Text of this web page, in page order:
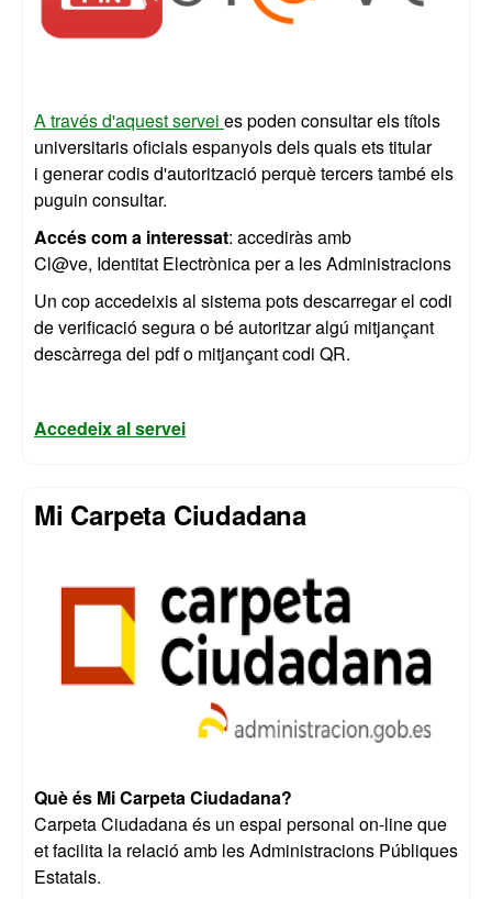
A través d'aquest servei es poden consultar els títols
universitaris oficials espanyols dels quals ets titular
i generar codis d'autorització perquè tercers també els
puguin consultar.
Accés com a interessat: accediràs amb
Cl@ve, Identitat Electrònica per a les Administracions
Un cop accedeixis al sistema pots descarregar el codi
de verificació segura o bé autoritzar algú mitjançant
descàrrega del pdf o mitjançant codi QR.
Accedeix al servei
Mi Carpeta Ciudadana
Què és Mi Carpeta Ciudadana?
Carpeta Ciudadana és un espai personal on-line que
et facilita la relació amb les Administracions Públiques
Estatals.